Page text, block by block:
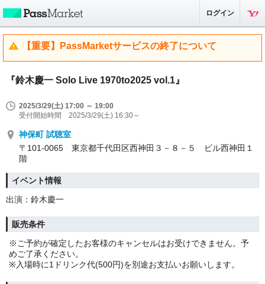
ログイン
【重要】PassMarketサービスの終了について
『鈴木慶一 Solo Live 1970to2025 vol.1』
2025/3/29(土) 17:00 ～ 19:00
受付開始時間 2025/3/29(土) 16:30～
神保町 試聴室
〒101-0065 東京都千代田区西神田３－８－５ ビル西神田１
階
イベント情報
出演：鈴木慶一
販売条件
※ご予約が確定したお客様のキャンセルはお受けできません。予
めご了承ください。
※入場時に1ドリンク代(500円)を別途お支払いお願いします。